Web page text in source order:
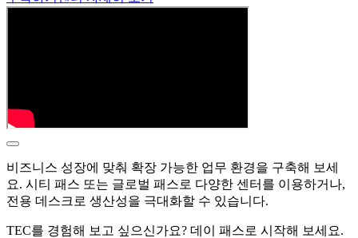
비즈니스 성장에 맞춰 확장 가능한 업무 환경을 구축해 보세
요. 시티 패스 또는 글로벌 패스로 다양한 센터를 이용하거나,
전용 데스크로 생산성을 극대화할 수 있습니다.
TEC를 경험해 보고 싶으신가요? 데이 패스로 시작해 보세요.